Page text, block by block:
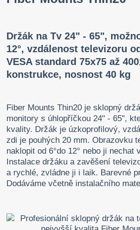
Držák na Tv 24" - 65",
12°, vzdálenost televizoru
VESA standard 75x75 až
konstrukce, nosnost 40 kg
Fiber Mounts Thin20 je sklopný
monitory s úhlopříčkou 24" - 65",
kvality. Držák je úzkoprofilový,
zdi je pouhých 20 mm. Obrazovku
naklopit od 6°do 12° nebo ji nechat
Instalace držáku a zavěšení
a rychlé, zvládne ji i laik. Barevné
Dodáváme včetně instalačního